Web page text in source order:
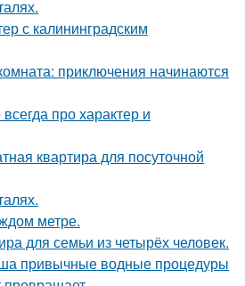
с калининградским
приключения начинаются
про характер и
квартира для посуточной
метре.
для семьи из четырёх человек.
привычные водные процедуры